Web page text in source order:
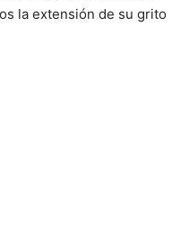
la extensión de su grito